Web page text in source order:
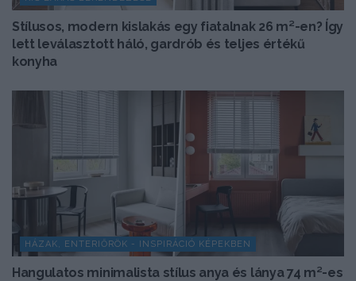
Stílusos, modern kislakás egy fiatalnak 26 m²-en? Így
lett leválasztott háló, gardrób és teljes értékű
konyha
HÁZAK, ENTERIŐRÖK - INSPIRÁCIÓ KÉPEKBEN
Hangulatos minimalista stílus anya és lánya 74 m²-es